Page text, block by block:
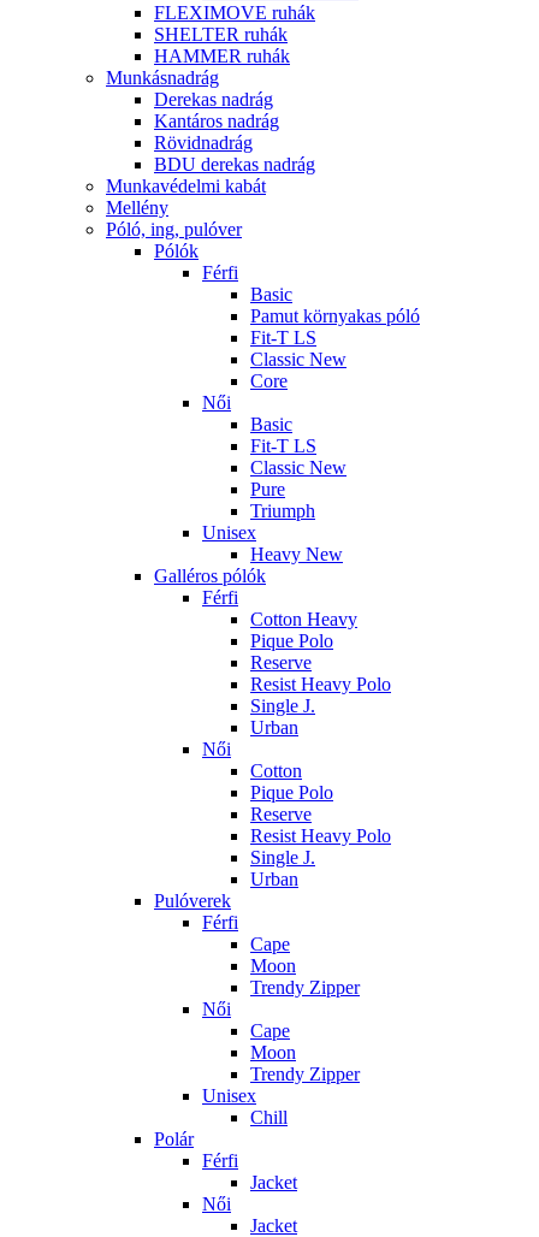
FLEXIMOVE ruhák
SHELTER ruhák
HAMMER ruhák
Munkásnadrág
Derekas nadrág
Kantáros nadrág
Rövidnadrág
BDU derekas nadrág
Munkavédelmi kabát
Mellény
Póló, ing, pulóver
Pólók
Férfi
Basic
Pamut környakas póló
Fit-T LS
Classic New
Core
Női
Basic
Fit-T LS
Classic New
Pure
Triumph
Unisex
Heavy New
Galléros pólók
Férfi
Cotton Heavy
Pique Polo
Reserve
Resist Heavy Polo
Single J.
Urban
Női
Cotton
Pique Polo
Reserve
Resist Heavy Polo
Single J.
Urban
Pulóverek
Férfi
Cape
Moon
Trendy Zipper
Női
Cape
Moon
Trendy Zipper
Unisex
Chill
Polár
Férfi
Jacket
Női
Jacket